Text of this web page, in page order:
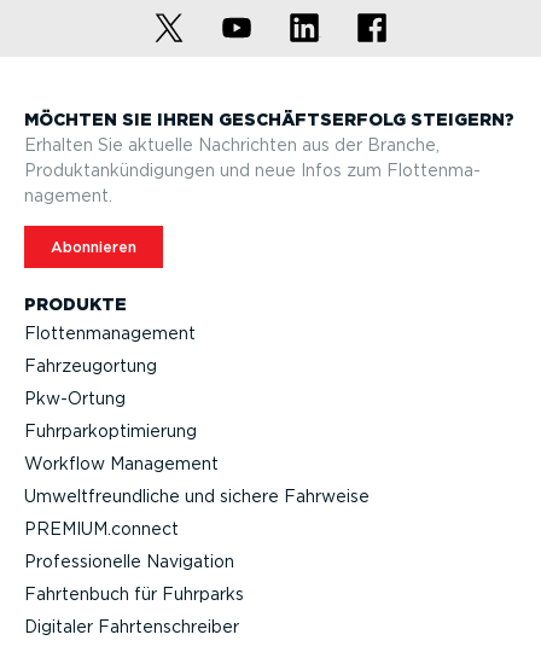
PRODUKTE
Flotten­ma­nagement
Fahrzeu­g­ortung
Pkw-Ortung
Fuhrpar­k­op­ti­mierung
Workflow Management
Umwelt­freund­liche und sichere Fahrweise
PREMIUM.connect
Profes­sio­nelle Navigation
Fahrtenbuch für Fuhrparks
Digitaler Fahrten­schreiber
MÖCHTEN SIE IHREN GESCHÄFTS­ERFOLG STEIGERN?
Erhalten Sie aktuelle Nachrichten aus der Branche,
Produktan­kün­di­gungen und neue Infos zum Flotten­ma­
nagement.
Abonnieren